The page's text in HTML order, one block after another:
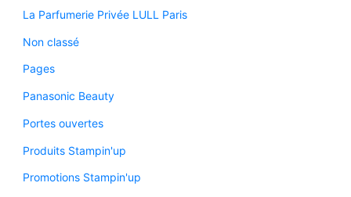
La Parfumerie Privée LULL Paris
Non classé
Pages
Panasonic Beauty
Portes ouvertes
Produits Stampin'up
Promotions Stampin'up